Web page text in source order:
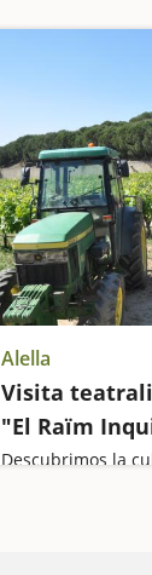
Alella
Visita
"El Raïm